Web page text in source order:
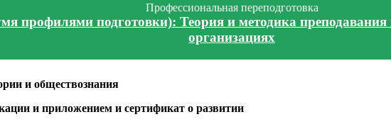
Профессиональная переподготовка
профилями подготовки): Теория и методика
организациях
и обществознания
и приложением и сертификат о развитии